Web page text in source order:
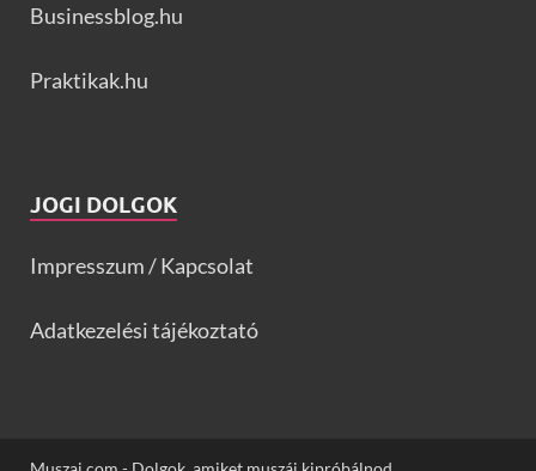
Businessblog.hu
Praktikak.hu
JOGI DOLGOK
Impresszum / Kapcsolat
Adatkezelési tájékoztató